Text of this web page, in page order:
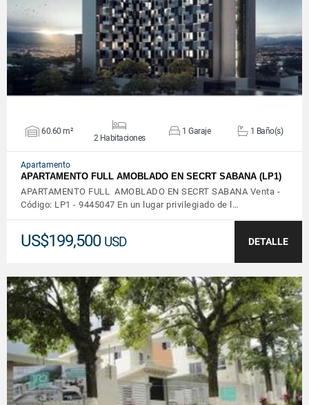
VER DETALLES
60.60 m²
2 Habitaciones
1 Garaje 1 Baño(s)
Apartamento
APARTAMENTO FULL AMOBLADO EN SECRT SABANA (LP1)
APARTAMENTO FULL AMOBLADO EN SECRT SABANA Venta -
Código: LP1 - 9445047 En un lugar privilegiado de l…
US$199,500 USD DETALLE
VER DETALLES